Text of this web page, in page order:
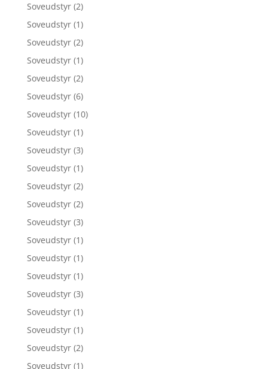
Soveudstyr (2)
Soveudstyr (1)
Soveudstyr (2)
Soveudstyr (1)
Soveudstyr (2)
Soveudstyr (6)
Soveudstyr (10)
Soveudstyr (1)
Soveudstyr (3)
Soveudstyr (1)
Soveudstyr (2)
Soveudstyr (2)
Soveudstyr (3)
Soveudstyr (1)
Soveudstyr (1)
Soveudstyr (1)
Soveudstyr (3)
Soveudstyr (1)
Soveudstyr (1)
Soveudstyr (2)
Soveudstyr (1)